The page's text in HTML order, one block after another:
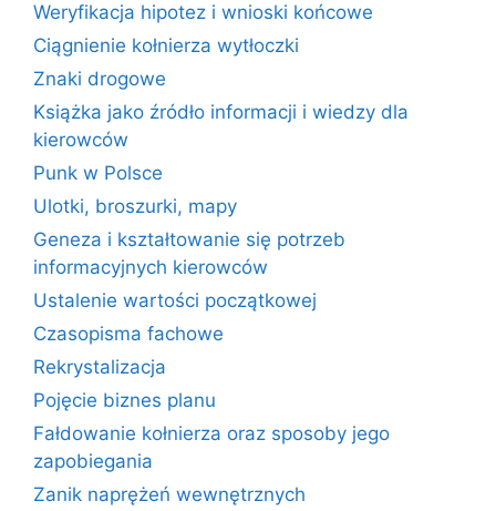
Weryfikacja hipotez i wnioski końcowe
Ciągnienie kołnierza wytłoczki
Znaki drogowe
Książka jako źródło informacji i wiedzy dla
kierowców
Punk w Polsce
Ulotki, broszurki, mapy
Geneza i kształtowanie się potrzeb
informacyjnych kierowców
Ustalenie wartości początkowej
Czasopisma fachowe
Rekrystalizacja
Pojęcie biznes planu
Fałdowanie kołnierza oraz sposoby jego
zapobiegania
Zanik naprężeń wewnętrznych